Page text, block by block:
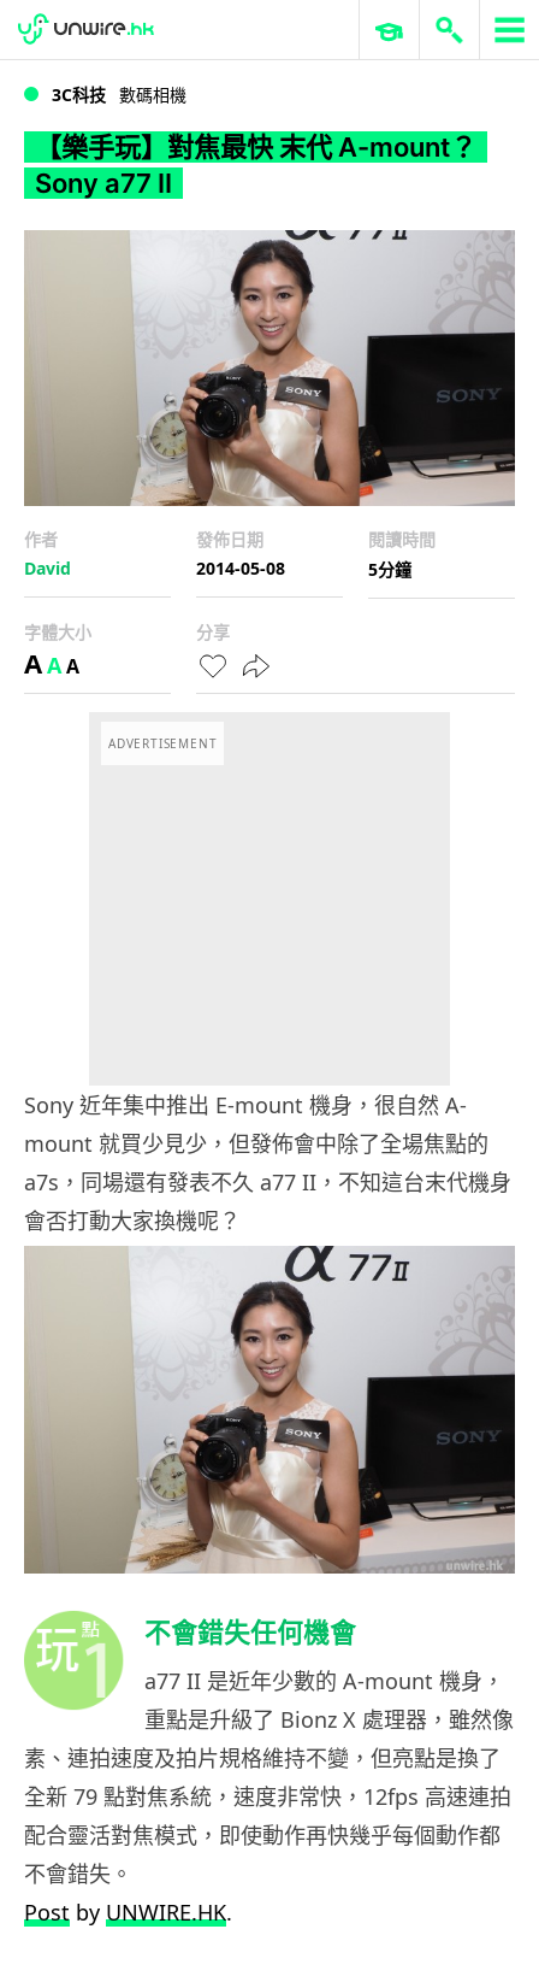
WWDC 2026 ERP 與商業 AI
3C科技 數碼相機
【樂手玩】對焦最快 末代 A-mount？
Sony a77 II
作者
David
發佈日期
2014-05-08
閱讀時間
5分鐘
字體大小
AAA
分享
ADVERTISEMENT
Sony 近年集中推出 E-mount 機身，很自然 A-
mount 就買少見少，但發佈會中除了全場焦點的
a7s，同場還有發表不久 a77 II，不知這台末代機身
會否打動大家換機呢？
不會錯失任何機會
a77 II 是近年少數的 A-mount 機身，
重點是升級了 Bionz X 處理器，雖然像
素、連拍速度及拍片規格維持不變，但亮點是換了
全新 79 點對焦系統，速度非常快，12fps 高速連拍
配合靈活對焦模式，即使動作再快幾乎每個動作都
不會錯失。
Post by UNWIRE.HK.